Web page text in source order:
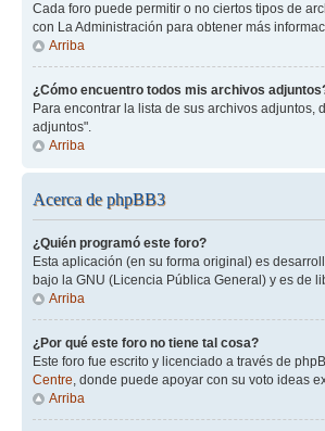
Cada foro puede permitir o no ciertos tipos de
con La Administración para obtener más
Arriba
¿Cómo encuentro todos mis archivos
Para encontrar la lista de sus archivos
adjuntos".
Arriba
Acerca de phpBB3
¿Quién programó este foro?
Esta aplicación (en su forma original) es
bajo la GNU (Licencia Pública General) y es de
Arriba
¿Por qué este foro no tiene tal cosa?
Este foro fue escrito y licenciado a través de
Centre, donde puede apoyar con su voto ideas
Arriba